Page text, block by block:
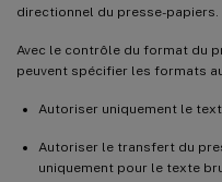
directionnel du presse-papiers.
Avec le contrôle du format du
peuvent spécifier les formats
Autoriser uniquement le
Autoriser le transfert du
uniquement pour le texte